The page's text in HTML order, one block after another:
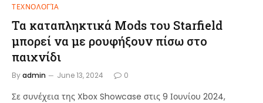
ΤΕΧΝΟΛΟΓΊΑ
Τα καταπληκτικά Mods του Starfield
μπορεί να με ρουφήξουν πίσω στο
παιχνίδι
Byadmin June 13, 2024 0
Σε συνέχεια της Xbox Showcase στις 9 Ιουνίου 2024,